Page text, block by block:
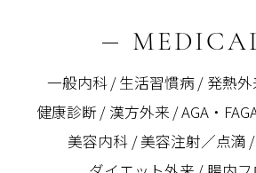
一般内科 生活習慣病 発熱外
健康診断
漢方外来 AGA・
美容内科
美容注射／点滴